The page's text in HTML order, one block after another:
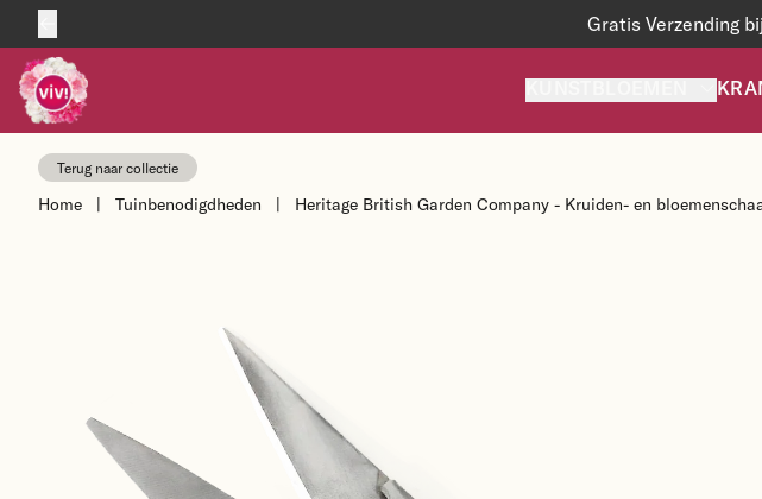
Skip to content Gratis Verzending
Terug naar collectie
Home | Tuinbenodigdheden | Heritage British Garden Company - Kruiden- en